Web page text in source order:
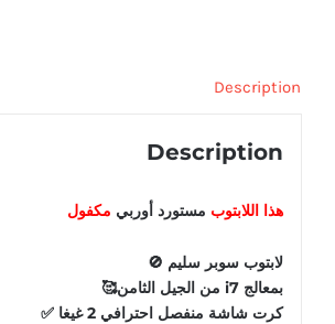
Description
Description
هذا اللابتوب مستورد أوربي مكفول
لابتوب سوبر سليم 🚫
بمعالج i7 من الجيل الثامن🥰
كرت شاشة منفصل احترافي 2 غيغا ✅️